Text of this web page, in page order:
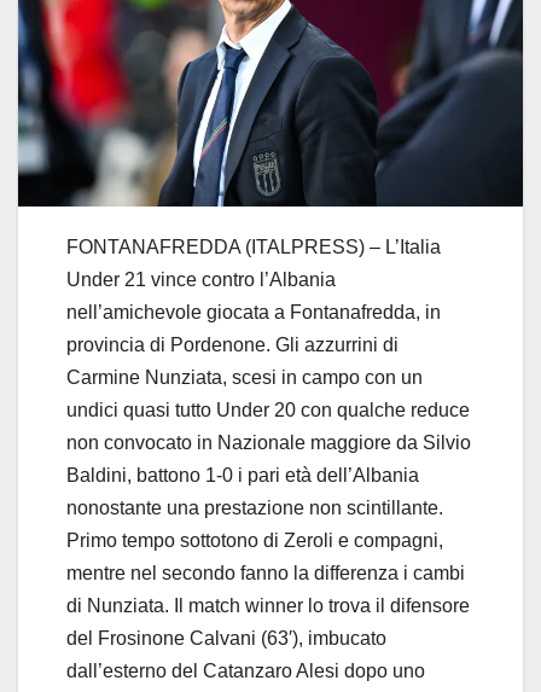
FONTANAFREDDA (ITALPRESS) – L’Italia
Under 21 vince contro l’Albania
nell’amichevole giocata a Fontanafredda, in
provincia di Pordenone. Gli azzurrini di
Carmine Nunziata, scesi in campo con un
undici quasi tutto Under 20 con qualche reduce
non convocato in Nazionale maggiore da Silvio
Baldini, battono 1-0 i pari età dell’Albania
nonostante una prestazione non scintillante.
Primo tempo sottotono di Zeroli e compagni,
mentre nel secondo fanno la differenza i cambi
di Nunziata. Il match winner lo trova il difensore
del Frosinone Calvani (63′), imbucato
dall’esterno del Catanzaro Alesi dopo uno